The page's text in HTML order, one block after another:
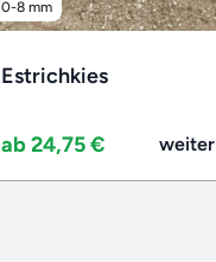
0-8 mm
Estrichkies
ab 24,75 € weiter